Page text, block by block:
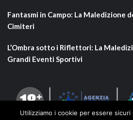
Fantasmi in Campo: La Maledizione
Cimiteri
L’Ombra sotto i Riflettori: La
Grandi Eventi Sportivi
Utilizziamo i cookie per essere